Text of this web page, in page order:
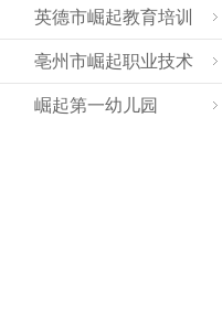
英德市崛起教育培训
学院
亳州市崛起职业技术
学校
崛起第一幼儿园